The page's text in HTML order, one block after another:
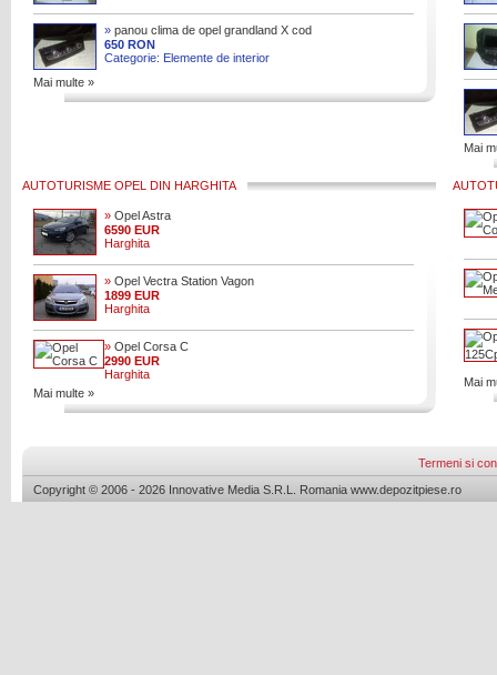
» panou clima de opel grandland X cod
98177471YX
650 RON
Categorie: Elemente de interior
Mai multe »
Mai
AUTOTURISME OPEL DIN HARGHITA
» Opel Astra
6590 EUR
Harghita
» Opel Vectra Station Vagon
1899 EUR
Harghita
» Opel Corsa C
2990 EUR
Harghita
Mai multe »
Mai
Termeni si
Copyright © 2006 - 2026 Innovative Media S.R.L. Romania www.depozitpiese.ro